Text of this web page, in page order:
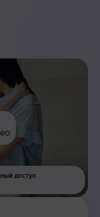
доступ